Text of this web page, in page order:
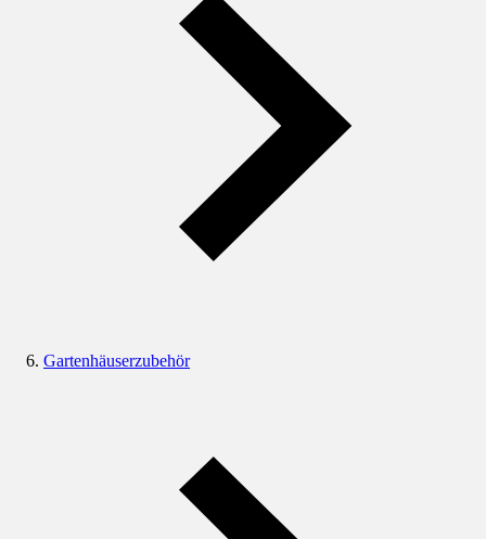
Gartenhäuserzubehör